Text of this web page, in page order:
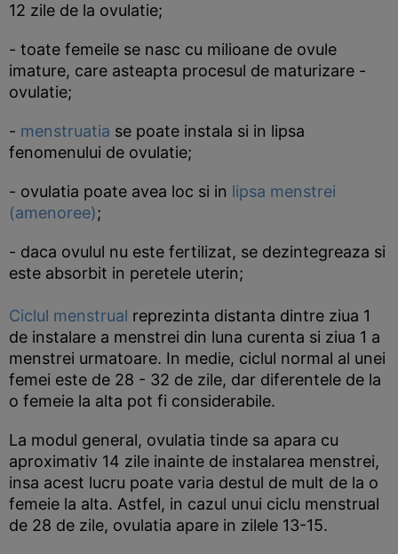
12 zile de la ovulatie;
- toate femeile se nasc cu milioane de ovule
imature, care asteapta procesul de maturizare -
ovulatie;
- menstruatia se poate instala si in lipsa
fenomenului de ovulatie;
- ovulatia poate avea loc si in lipsa menstrei
(amenoree);
- daca ovulul nu este fertilizat, se dezintegreaza si
este absorbit in peretele uterin;
Ciclul menstrual reprezinta distanta dintre ziua 1
de instalare a menstrei din luna curenta si ziua 1 a
menstrei urmatoare. In medie, ciclul normal al unei
femei este de 28 - 32 de zile, dar diferentele de la
o femeie la alta pot fi considerabile.
La modul general, ovulatia tinde sa apara cu
aproximativ 14 zile inainte de instalarea menstrei,
insa acest lucru poate varia destul de mult de la o
femeie la alta. Astfel, in cazul unui ciclu menstrual
de 28 de zile, ovulatia apare in zilele 13-15.